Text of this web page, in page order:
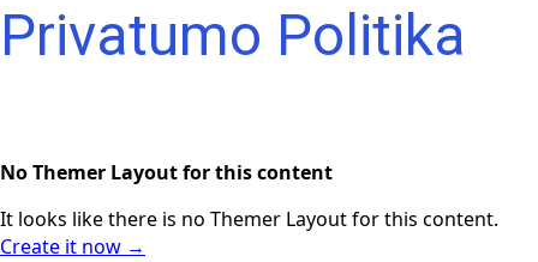
Privatumo Politika
No Themer Layout for this content
It looks like there is no Themer Layout for this content.
Create it now →